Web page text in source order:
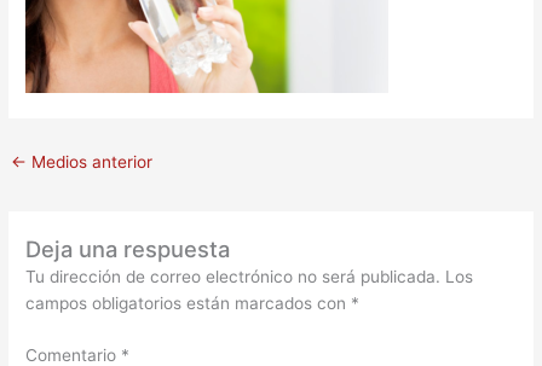
← Medios anterior
Deja una respuesta
Tu dirección de correo electrónico no será publicada. Los
campos obligatorios están marcados con *
Comentario *